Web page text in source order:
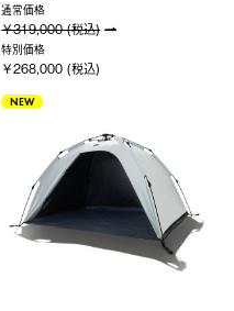
通常価格
￥319,000 (税込)
特別価格
￥268,000 (税込)
NEW